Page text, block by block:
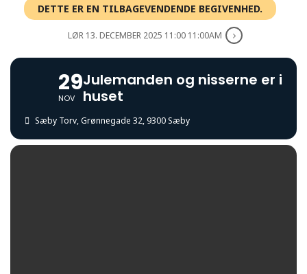
DETTE ER EN TILBAGEVENDENDE BEGIVENHED.
LØR 13. DECEMBER 2025 11:00 11:00AM
29
NOV
Julemanden og nisserne er i
huset
Sæby Torv, Grønnegade 32, 9300 Sæby